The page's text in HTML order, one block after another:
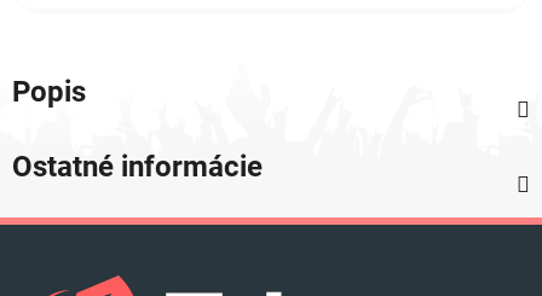
Popis
Ostatné informácie